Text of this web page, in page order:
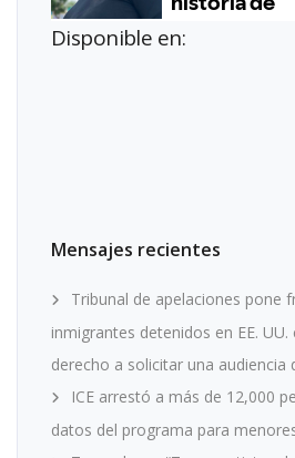
Disponible en:
Mensajes recientes
Tribunal de apelaciones pone
inmigrantes detenidos en EE. UU.
derecho a solicitar una audiencia
ICE arrestó a más de 12,000
datos del programa para